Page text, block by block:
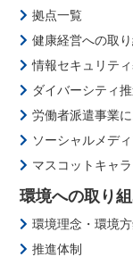
拠点一覧
健康経営への取
情報セキュリテ
ダイバーシティ
労働者派遣事業
ソーシャルメデ
マスコットキャ
環境への取り
環境理念・環境
推進体制